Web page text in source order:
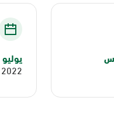
يوليو
2022